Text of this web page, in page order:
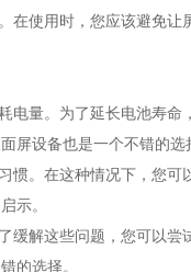
使用时，您应该避免让
量。为了延长电池寿命
屏设备也是一个不错的选
。在这种情况下，您可
示。
解这些问题，您可以尝
的选择。